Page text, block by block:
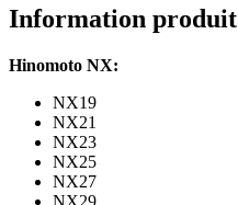
Information produit
Hinomoto NX:
NX19
NX21
NX23
NX25
NX27